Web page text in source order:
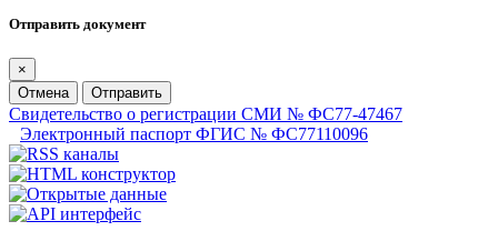
Отправить документ
×
Отмена
Отправить
Свидетельство о регистрации СМИ № ФС77-47467
Электронный паспорт ФГИС № ФС77110096